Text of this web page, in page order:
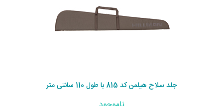
جلد سلاح هیلمن کد 815 با طول 110 سانتی متر